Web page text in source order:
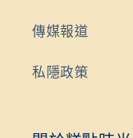
傳媒報道
私隱政策